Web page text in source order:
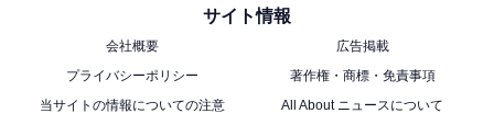
サイト情報
会社概要
広告掲載
プライバシーポリシー
著作権・商標・免責事項
当サイトの情報についての注意
All About ニュースについて